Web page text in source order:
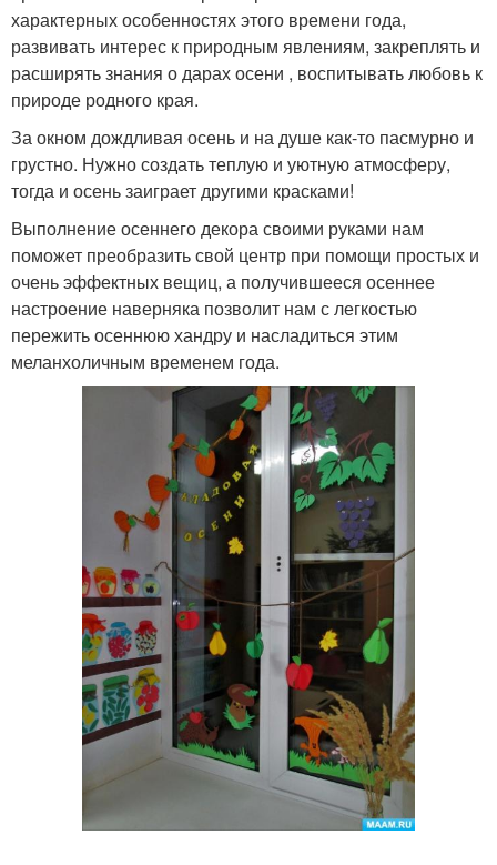
характерных особенностях этого времени года,
развивать интерес к природным явлениям, закреплять и
расширять знания о дарах осени , воспитывать любовь к
природе родного края.
За окном дождливая осень и на душе как-то пасмурно и
грустно. Нужно создать теплую и уютную атмосферу,
тогда и осень заиграет другими красками!
Выполнение осеннего декора своими руками нам
поможет преобразить свой центр при помощи простых и
очень эффектных вещиц, а получившееся осеннее
настроение наверняка позволит нам с легкостью
пережить осеннюю хандру и насладиться этим
меланхоличным временем года.